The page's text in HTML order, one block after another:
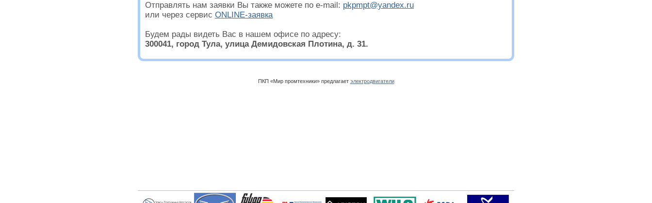
Отправлять нам заявки Вы также можете по e-mail: pkpmpt@yandex.ru
или через сервис ONLINE-заявка
Будем рады видеть Вас в нашем офисе по адресу:
300041, город Тула, улица Демидовская Плотина, д. 31.
ПКП «Мир промтехники» предлагает электродвигатели